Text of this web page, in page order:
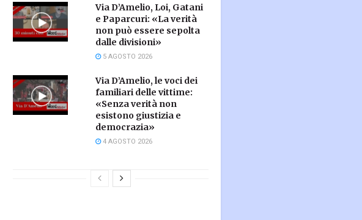
Via D’Amelio, Loi, Gatani
e Paparcuri: «La verità
non può essere sepolta
dalle divisioni»
5 AGOSTO 2026
Via D’Amelio, le voci dei
familiari delle vittime:
«Senza verità non
esistono giustizia e
democrazia»
4 AGOSTO 2026